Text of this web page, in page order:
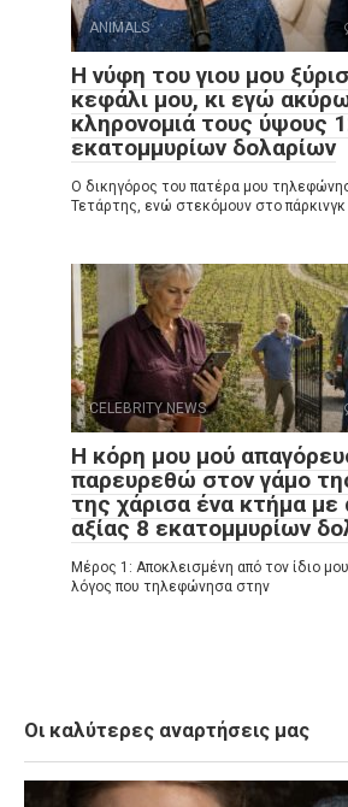
ANIMALS
Η νύφη του γιου μου
κεφάλι μου, κι εγώ
κληρονομιά τους ύψους
εκατομμυρίων δολαρίων
Ο δικηγόρος του πατέρα μου
Τετάρτης, ενώ στεκόμουν στο πάρκινγκ
CELEBRITY NEWS
Η κόρη μου μού
παρευρεθώ στον γάμο
της χάρισα ένα κτήμα
αξίας 8 εκατομμυρίων
Μέρος 1: Αποκλεισμένη από τον ίδιο
λόγος που τηλεφώνησα στην
Οι καλύτερες αναρτήσεις μας